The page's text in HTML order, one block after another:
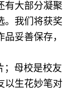
有大部分凝聚
。我们将获奖
妥善保存，
； 母校是校友
以生花妙笔对